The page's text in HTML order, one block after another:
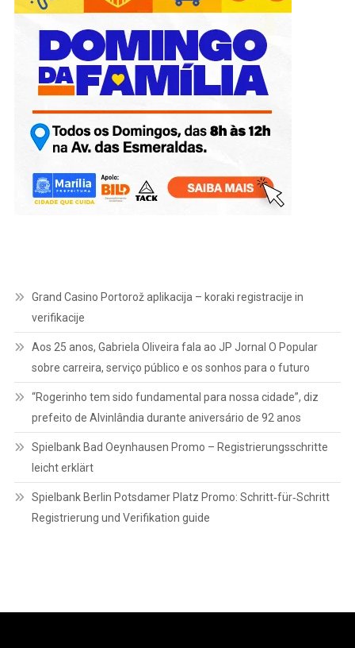
Grand Casino Portorož aplikacija – koraki registracije in
verifikacije
Aos 25 anos, Gabriela Oliveira fala ao JP Jornal O Popular
sobre carreira, serviço público e os sonhos para o futuro
“Rogerinho tem sido fundamental para nossa cidade”, diz
prefeito de Alvinlândia durante aniversário de 92 anos
Spielbank Bad Oeynhausen Promo – Registrierungsschritte
leicht erklärt
Spielbank Berlin Potsdamer Platz Promo: Schritt‑für‑Schritt
Registrierung und Verifikation guide